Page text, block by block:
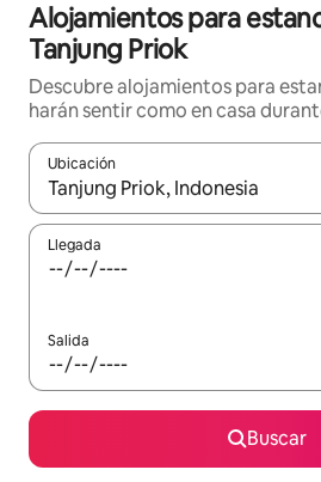
Alojamientos para
Tanjung Priok
Descubre alojamientos para
harán sentir como en casa
Ubicación
Cuando los resultados estén
Llegada
Salida
Buscar